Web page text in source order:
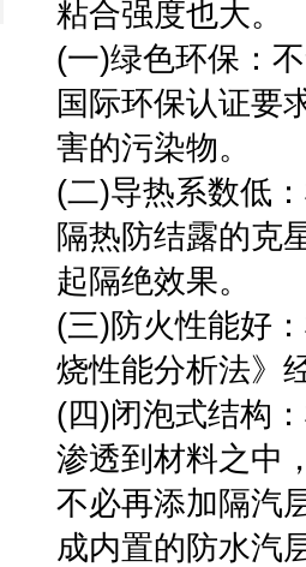
粘合强度也大。
(一)绿色环保：
国际环保认证要
害的污染物。
(二)导热系数低
隔热防结露的克
起隔绝效果。
(三)防火性能好
烧性能分析法》
(四)闭泡式结构
渗透到材料之中
不必再添加隔汽
成内置的防水汽